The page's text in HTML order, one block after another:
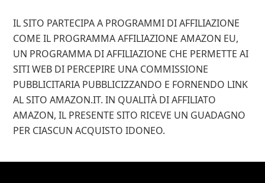
IL SITO PARTECIPA A PROGRAMMI DI AFFILIAZIONE
COME IL PROGRAMMA AFFILIAZIONE AMAZON EU,
UN PROGRAMMA DI AFFILIAZIONE CHE PERMETTE AI
SITI WEB DI PERCEPIRE UNA COMMISSIONE
PUBBLICITARIA PUBBLICIZZANDO E FORNENDO LINK
AL SITO AMAZON.IT. IN QUALITÀ DI AFFILIATO
AMAZON, IL PRESENTE SITO RICEVE UN GUADAGNO
PER CIASCUN ACQUISTO IDONEO.